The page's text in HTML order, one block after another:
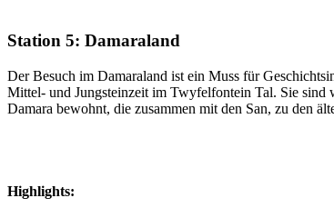
Station 5: Damaraland
Der Besuch im Damaraland ist ein Muss für
Mittel- und Jungsteinzeit im Twyfelfontein Tal. Sie
Damara bewohnt, die zusammen mit den San, zu den
Highlights: